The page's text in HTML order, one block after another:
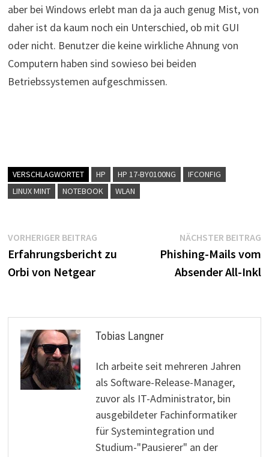
aber bei Windows erlebt man da ja auch genug Mist, von
daher ist da kaum noch ein Unterschied, ob mit GUI
oder nicht. Benutzer die keine wirkliche Ahnung von
Computern haben sind sowieso bei beiden
Betriebssystemen aufgeschmissen.
VERSCHLAGWORTET HP HP 17-BY0100NG
IFCONFIG
LINUX MINT
NOTEBOOK WLAN
Beitragsnavigation
VORHERIGER BEITRAGVorheriger
Beitrag:
Erfahrungsbericht zu
Orbi von Netgear
NÄCHSTER BEITRAG
Phishing-Mails vom
Absender All-Inkl
Tobias Langner
Ich arbeite seit mehreren Jahren
als Software-Release-Manager,
zuvor als IT-Administrator, bin
ausgebildeter Fachinformatiker
für Systemintegration und
Studium-"Pausierer" an der